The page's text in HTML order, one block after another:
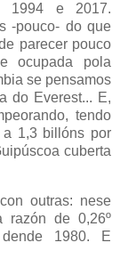
1994 e 2017.
-pouco- do que
parecer pouco
ocupada pola
se pensamos
do Everest... E,
tendo
1,3 billóns por
cuberta
outras: nese
razón de 0,26º
1980. E